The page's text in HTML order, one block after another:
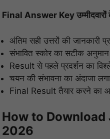
Final Answer Key उम्मीदवारों
अंतिम सही उत्तरों की जानकारी
संभावित स्कोर का सटीक
Result से पहले प्रदर्शन का
चयन की संभावना का अंदाजा
Final Result तैयार करने का
How to Download
2026